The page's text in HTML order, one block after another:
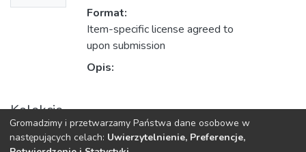
Format:
Item-specific license agreed to
upon submission
Opis:
Kolekcje
Książki/rozdziały (WU)
Gromadzimy i przetwarzamy Państwa dane osobowe w
następujących celach: Uwierzytelnienie, Preferencje,